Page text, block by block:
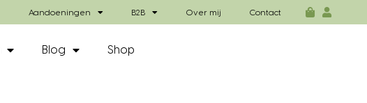
Aandoeningen B2B Over mij Contact
Blog Shop